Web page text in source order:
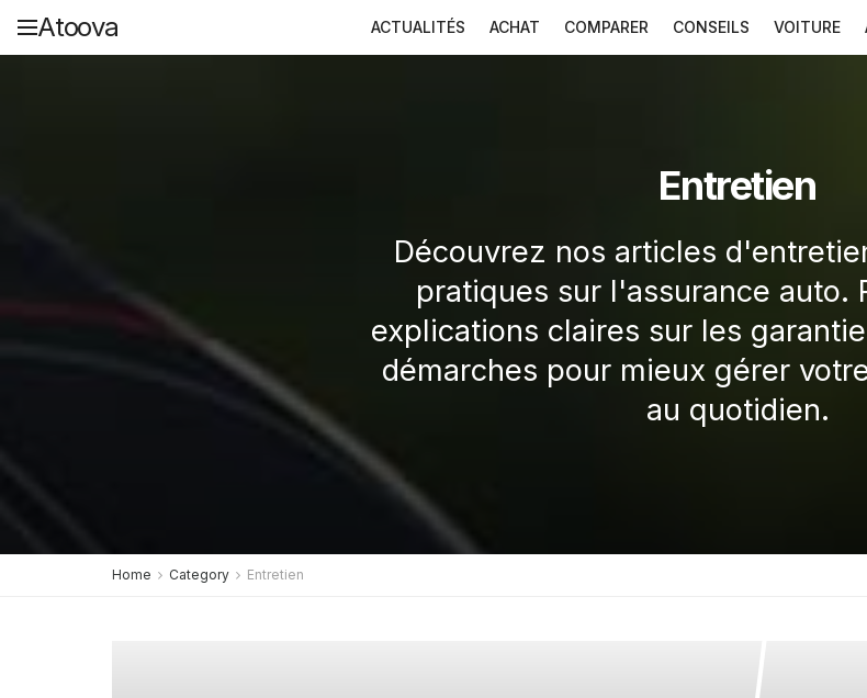
Atoova ACTUALITÉS ACHAT COMPARER CONSEILS VOITURE
Entretien
Découvrez nos articles
pratiques sur l'assurance auto.
explications claires sur les
démarches pour mieux gérer
au quotidien.
Home Category Entretien